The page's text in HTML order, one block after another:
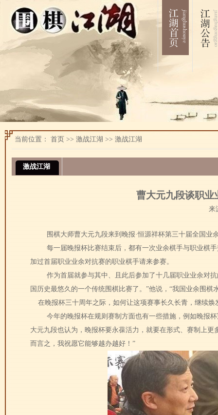
当前位置： 首页 >> 激战江湖 >> 激战江湖
激战江湖
曹大元九段谈职业
来
围棋大师曹大元九段来到晚报·恒源祥杯第三十届全国业
每一届晚报杯比赛结束后，都有一次业余棋手与职业棋
加过首届职业业余对抗赛的职业棋手请来参赛。
作为首届就参与其中、且此后参加了十几届职业业余对
国历史最悠久的一个传统围棋比赛了。”他说，“我国业余围棋
在晚报杯三十周年之际，如何让这项赛事长久长青，继续焕
今年的晚报杯在规则赛制方面也有一些措施，例如晚报
大元九段也认为，晚报杯要永葆活力，就要在形式、赛制上
而言之，我祝愿它能够越办越好！”